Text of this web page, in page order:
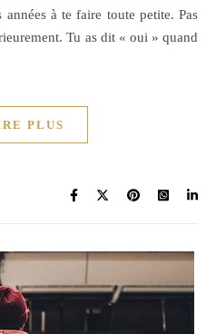
années à te faire toute petite. Pas
Tu as dit « oui » quand
PLUS